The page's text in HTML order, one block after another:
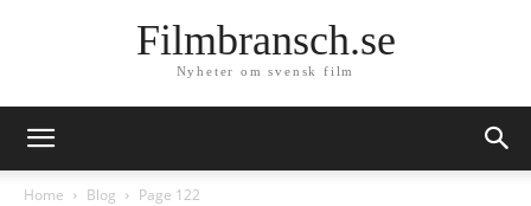
Filmbransch.se
Nyheter om svensk film
Home Blog Page 122